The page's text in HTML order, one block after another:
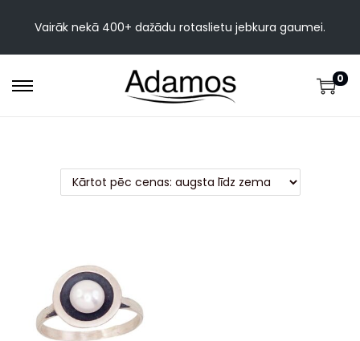
Vairāk nekā 400+ dažādu rotaslietu jebkura gaumei.
0